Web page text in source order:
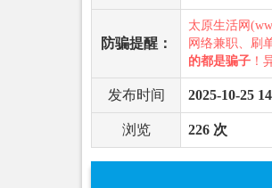
防骗提醒：
太原生活网
网络兼职、刷
的都是骗子 ！
发布时间 2025-10-25
浏览 226 次